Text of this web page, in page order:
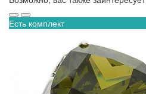
Есть комплект